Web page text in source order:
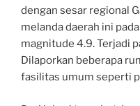
dengan sesar regional
melanda daerah ini
magnitude 4.9. Terjadi
Dilaporkan beberapa
fasilitas umum seperti